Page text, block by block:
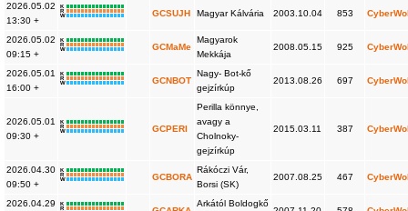
2026.05.02
13:30 +
K
R
W
GCSUJH Magyar Kálvária 2003.10.04 853
2026.05.02
09:15 +
K
R
W
GCMaMe
Magyarok
Mekkája
2008.05.15 925
2026.05.01
16:00 +
K
R
W
GCNBOT
Nagy- Bot-kő
gejzírkúp
2013.08.26 697
2026.05.01
09:30 +
K
R
W
GCPERI
Perilla könnye,
avagy a
Cholnoky-
gejzírkúp
2015.03.11 387
2026.04.30
09:50 +
K
R
W
GCBORA
Rákóczi Vár,
Borsi (SK)
2007.08.25 467
2026.04.29
K
R
Arkától Boldogkő